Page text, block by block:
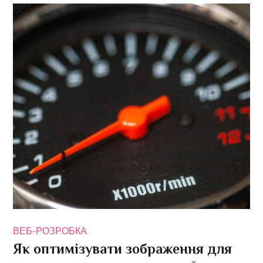
ВЕБ-РОЗРОБКА
Як оптимізувати зображення для